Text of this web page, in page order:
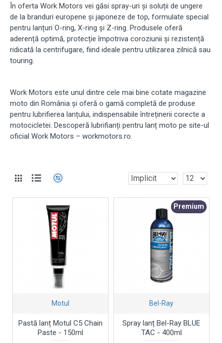
În oferta Work Motors vei găsi spray-uri și soluții de ungere
de la branduri europene și japoneze de top, formulate special
pentru lanțuri O-ring, X-ring și Z-ring. Produsele oferă
aderență optimă, protecție împotriva coroziunii și rezistență
ridicată la centrifugare, fiind ideale pentru utilizarea zilnică sau
touring.
Work Motors este unul dintre cele mai bine cotate magazine
moto din România și oferă o gamă completă de produse
pentru lubrifierea lanțului, indispensabile întreținerii corecte a
motocicletei. Descoperă lubrifianți pentru lanț moto pe site-ul
oficial Work Motors – workmotors.ro.
Motul
Pastă lanț Motul C5 Chain
Paste - 150ml
Premium
Bel-Ray
Spray lanț Bel-Ray BLUE
TAC - 400ml